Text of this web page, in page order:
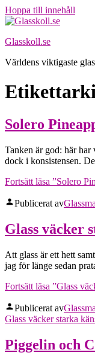
Hoppa till innehåll
Glasskoll.se
Världens viktigaste
Solero
Tanken är god: här
dock i konsistensen.
Fortsätt läsa ”Solero
Publicerat av
Glass väcker
Att glass är ett hett
jag för länge sedan
Fortsätt läsa ”Glass
Publicerat av
Glass väcker starka
Piggelin och